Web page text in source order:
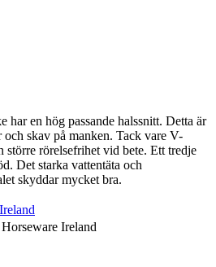
har en hög passande halssnitt. Detta är
skav på manken. Tack vare V-
större rörelsefrihet vid bete. Ett tredje
Det starka vattentäta och
skyddar mycket bra.
Ireland